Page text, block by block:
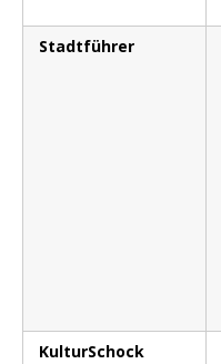
Stadtführer
KulturSchock